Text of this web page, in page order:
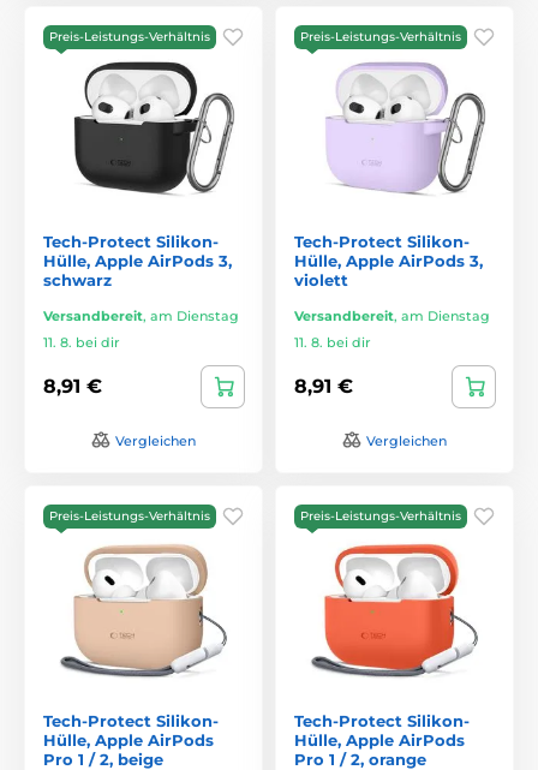
Preis-Leistungs-Verhältnis
Tech-Protect Silikon-
Hülle, Apple AirPods 3,
schwarz
Versandbereit, am Dienstag
11. 8. bei dir
8,91 €
Vergleichen
Preis-Leistungs-Verhältnis
Tech-Protect Silikon-
Hülle, Apple AirPods 3,
violett
Versandbereit, am Dienstag
11. 8. bei dir
8,91 €
Vergleichen
Preis-Leistungs-Verhältnis
Tech-Protect Silikon-
Hülle, Apple AirPods
Pro 1 / 2, beige
Preis-Leistungs-Verhältnis
Tech-Protect Silikon-
Hülle, Apple AirPods
Pro 1 / 2, orange